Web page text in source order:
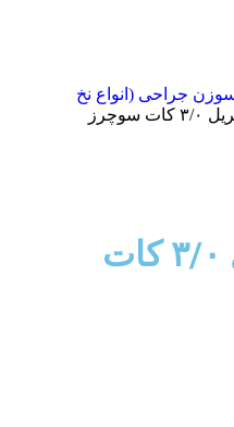
جراحی (انواع نخ
نخ بخیه مونوکریل ۳/۰ کات